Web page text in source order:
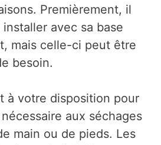
Premièrement, il
avec sa base
mais celle-ci peut être
besoin.
à votre disposition pour
aux séchages
main ou de pieds. Les